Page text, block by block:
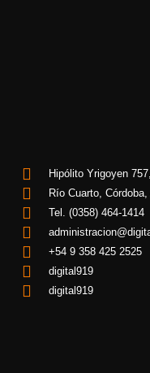
Hipólito Yrigoyen
Río Cuarto,
Tel. (0358) 464-1414
+54 9 358 425 2525
digital919
digital919